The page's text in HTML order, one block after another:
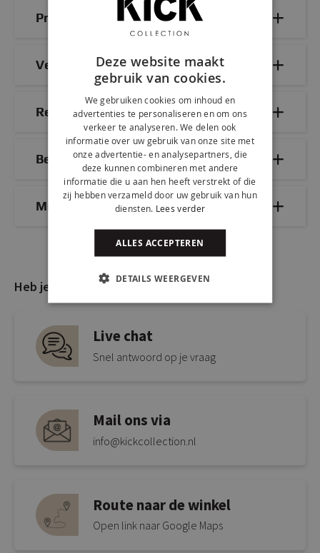
Productdetails
Veelgestelde vragen
Reviews
Bezorg- & retourinformatie
Mix & Match
Heb je nog vragen?
Live chat
Snel antwoord op je vraag
Mail ons via
info@kickcollection.nl
Route naar de winkel
Open link naar Google Maps
Deze website maakt
gebruik van cookies.
We gebruiken cookies om inhoud en
advertenties te personaliseren en om ons
verkeer te analyseren. We delen ook
informatie over uw gebruik van onze site met
onze advertentie- en analysepartners, die
deze kunnen combineren met andere
informatie die u aan hen heeft verstrekt of die
zij hebben verzameld door uw gebruik van hun
diensten. Lees verder
ALLES ACCEPTEREN
DETAILS WEERGEVEN